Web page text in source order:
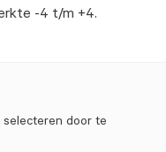
-4 t/m +4.
door te